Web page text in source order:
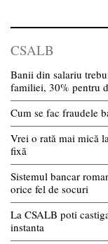
CSALB
Banii din salariu
familiei, 30% pentru
Cum se fac fraudele
Vrei o rată mai mică
fixă
Sistemul bancar
orice fel de socuri
La CSALB poti
instanta